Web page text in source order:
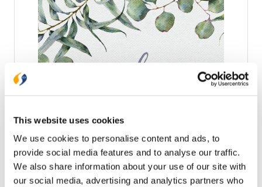
This website uses cookies
We use cookies to personalise content and ads, to
provide social media features and to analyse our traffic.
We also share information about your use of our site with
our social media, advertising and analytics partners who
Kom op adem
Veel mensen hebben een druk leven: gezin, werk,
vrijwillige taken, sporten en nog zoveel meer. Hoe